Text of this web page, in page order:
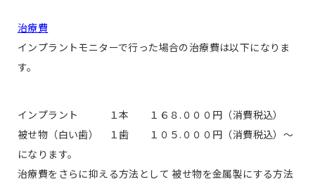
治療費
インプラントモニターで行った場合の治療費は以下になりま
す。
インプラント １本 １６８.０００円（消費税込）
被せ物（白い歯） １歯 １０５.０００円（消費税込）〜
になります。
治療費をさらに抑える方法として 被せ物を金属製にする方法